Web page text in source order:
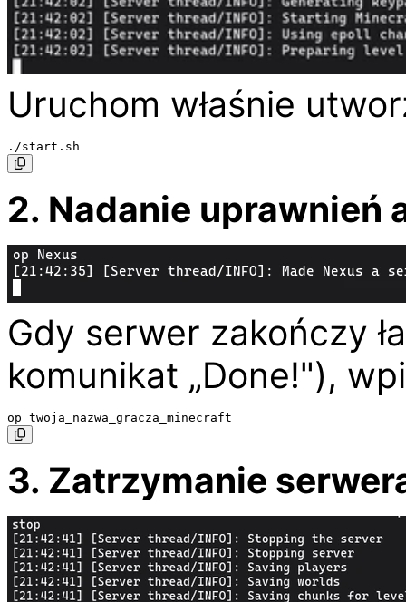
Uruchom właśnie
2. Nadanie uprawnień
Gdy serwer zakończy
komunikat „Done!"),
3. Zatrzymanie